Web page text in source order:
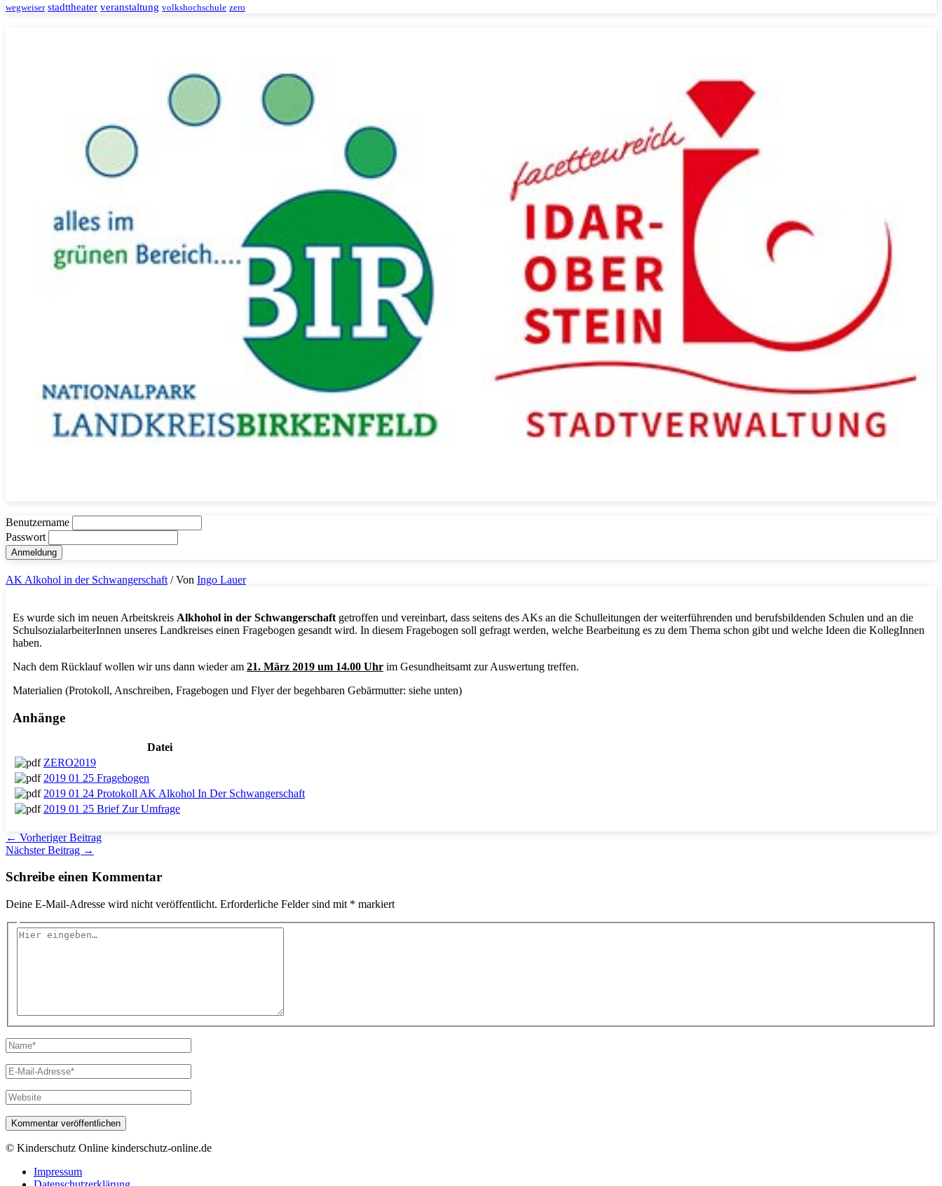
wegweiser stadttheater veranstaltung volkshochschule zero
Benutzername
Passwort
AK Alkohol in der Schwangerschaft / Von Ingo Lauer
Es wurde sich im neuen Arbeitskreis Alkhohol in der Schwangerschaft getroffen und vereinbart, dass seitens des AKs an die Schulleitungen der weiterführenden und berufsbildenden Schulen und an die
SchulsozialarbeiterInnen unseres Landkreises einen Fragebogen gesandt wird. In diesem Fragebogen soll gefragt werden, welche Bearbeitung es zu dem Thema schon gibt und welche Ideen die KollegInnen
haben.
Nach dem Rücklauf wollen wir uns dann wieder am 21. März 2019 um 14.00 Uhr im Gesundheitsamt zur Auswertung treffen.
Materialien (Protokoll, Anschreiben, Fragebogen und Flyer der begehbaren Gebärmutter: siehe unten)
Anhänge
Datei
ZERO2019
2019 01 25 Fragebogen
2019 01 24 Protokoll AK Alkohol In Der Schwangerschaft
2019 01 25 Brief Zur Umfrage
← Vorheriger Beitrag
Nächster Beitrag →
Schreibe einen Kommentar
Deine E-Mail-Adresse wird nicht veröffentlicht. Erforderliche Felder sind mit * markiert
Hier
Name*
E-
Mail-
Adresse*
Website
© Kinderschutz Online kinderschutz-online.de
Impressum